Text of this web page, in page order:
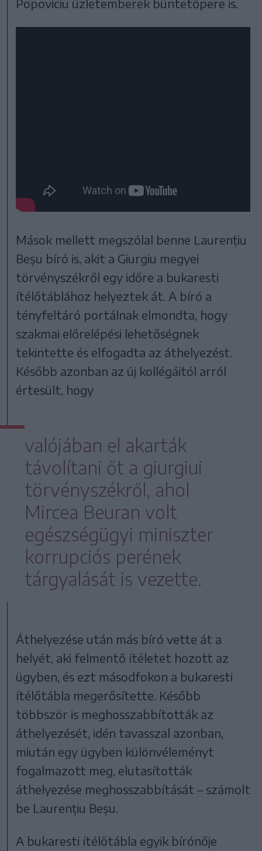
Popoviciu üzletemberek büntetőpere is.
Mások mellett megszólal benne Laurențiu
Beșu bíró is, akit a Giurgiu megyei
törvényszékről egy időre a bukaresti
ítélőtáblához helyeztek át. A bíró a
tényfeltáró portálnak elmondta, hogy
szakmai előrelépési lehetőségnek
tekintette és elfogadta az áthelyezést.
Később azonban az új kollégáitól arról
értesült, hogy
valójában el akarták
távolítani őt a giurgiui
törvényszékről, ahol
Mircea Beuran volt
egészségügyi miniszter
korrupciós perének
tárgyalását is vezette.
Áthelyezése után más bíró vette át a
helyét, aki felmentő ítéletet hozott az
ügyben, és ezt másodfokon a bukaresti
ítélőtábla megerősítette. Később
többször is meghosszabbították az
áthelyezését, idén tavasszal azonban,
miután egy ügyben különvéleményt
fogalmazott meg, elutasították
áthelyezése meghosszabbítását – számolt
be Laurențiu Beșu.
A bukaresti ítélőtábla egyik bírónője